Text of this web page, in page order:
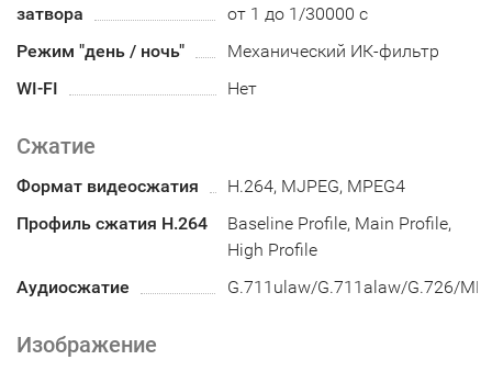
затвора
от 1 до 1/30000 с
Режим "день / ночь"
Механический ИК-фильтр
WI-FI
Нет
Сжатие
Формат видеосжатия
H.264, MJPEG, MPEG4
Профиль сжатия H.264
Baseline Profile, Main Profile,
High Profile
Аудиосжатие
G.711ulaw/G.711alaw/G.726/
Изображение